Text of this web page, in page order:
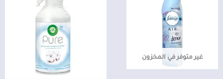
غير متوفر في المخزون